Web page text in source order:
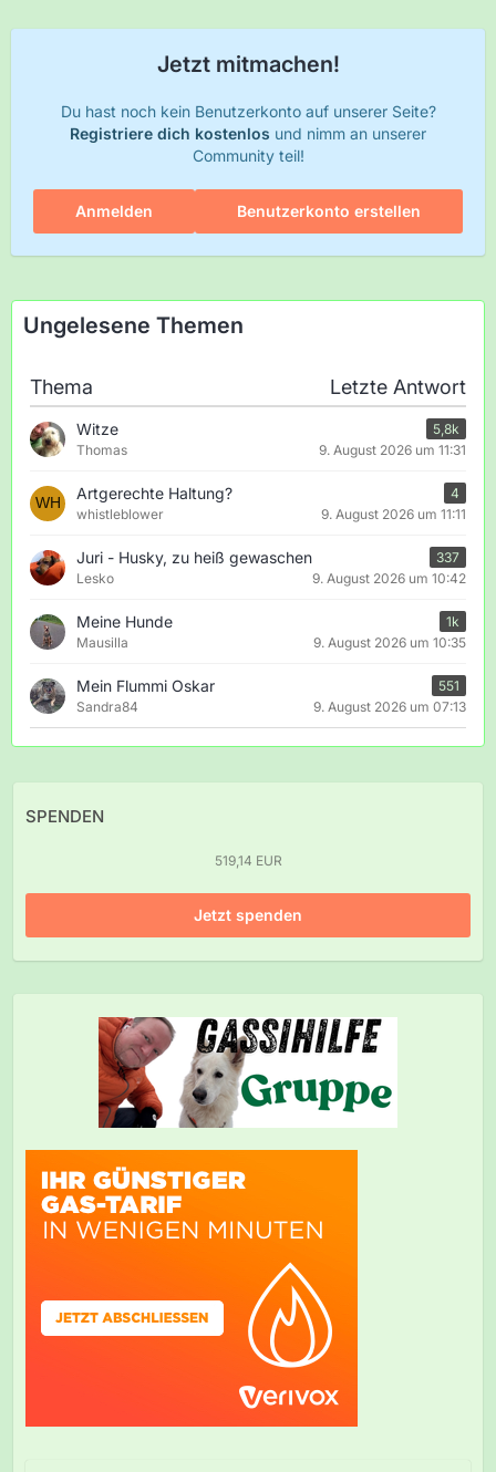
Jetzt mitmachen!
Du hast noch kein Benutzerkonto auf unserer Seite?
Registriere dich kostenlos und nimm an unserer
Community teil!
Benutzerkonto erstellen
Anmelden
Ungelesene Themen
Thema Letzte Antwort
Witze
5,8k
Thomas
9. August 2026 um 11:31
Artgerechte Haltung?
4
whistleblower
9. August 2026 um 11:11
Juri - Husky, zu heiß gewaschen
337
Lesko
9. August 2026 um 10:42
Meine Hunde
1k
Mausilla
9. August 2026 um 10:35
Mein Flummi Oskar
551
Sandra84
9. August 2026 um 07:13
SPENDEN
519,14 EUR
Jetzt spenden